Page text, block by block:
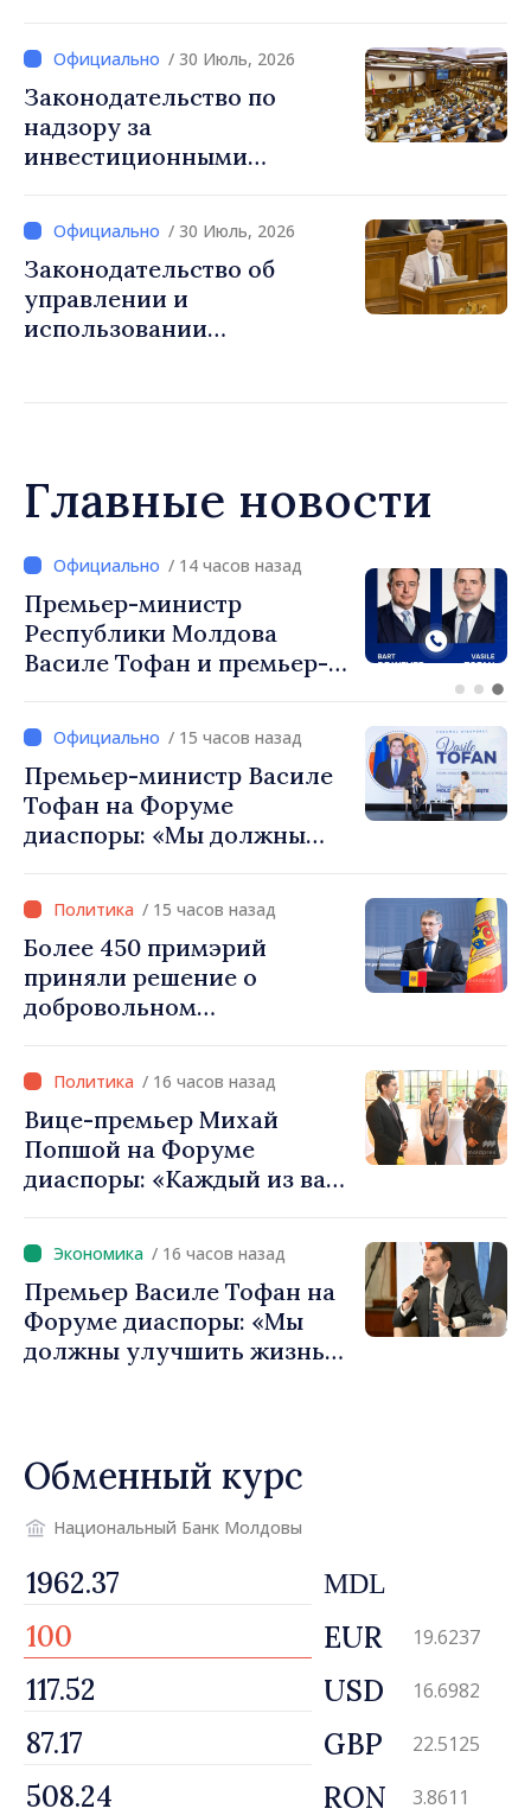
законом
/ 30 Июль, 2026
Законодательство по
надзору за
инвестиционными
соответствие с нормами ЕС
/ 30 Июль, 2026
Законодательство об
управлении и
использовании
Главные новости
/ 13 часов назад
Перспективы молдавско-
турецкого сотрудничества
обсудили премьер-
посол Турции Уйгар
Мустафа Сертел/ 15 часов назад
Премьер-министр Василе
Тофан на Форуме
диаспоры: «Мы должны
уверенность в том, что
Республика Молдова
движется в правильном
направлении»
/ 15 часов назад
Более 450 примэрий
приняли решение о
добровольном
фонды для инвестиций.
Игорь Гросу: «Важно
преодолеть препятствия и
дать населённым пунктам
шанс развиваться»
/ 16 часов назад
Вице-премьер Михай
Попшой на Форуме
диаспоры: «Каждый из вас
вносит вклад в
продвижение имиджа
Республики Молдова»
/ 16 часов назад
Премьер Василе Тофан на
Форуме диаспоры: «Мы
должны улучшить жизнь
Обменный курс
Национальный Банк Молдовы
MDL
EUR 19.6237
USD 16.6982
GBP 22.5125
RON 3.8611